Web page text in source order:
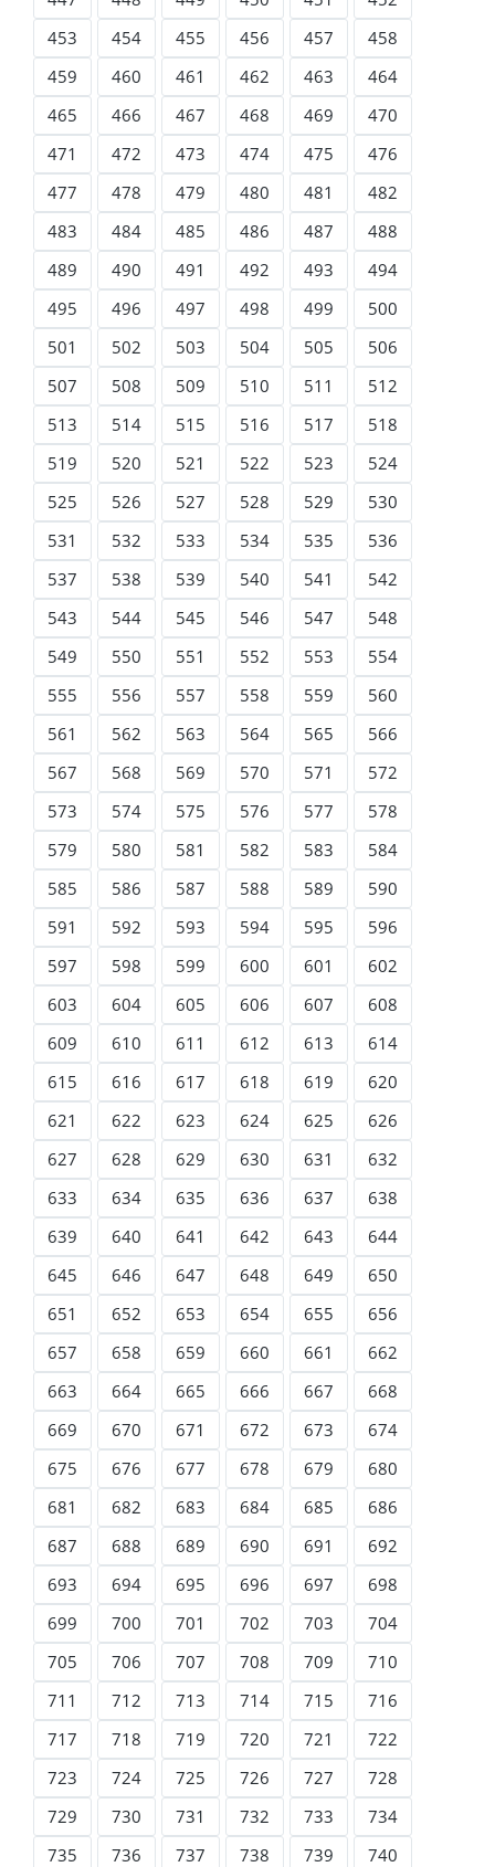
453
454 455 456 457
458
459
460 461 462 463
464
465
466 467 468 469
470
471
472 473 474 475
476
477
478 479 480 481
482
483
484 485 486 487
488
489
490 491 492 493
494
495
496 497 498 499
500
501
502 503 504 505
506
507
508 509 510 511
512
513
514 515 516 517
518
519
520 521 522 523
524
525
526 527 528 529
530
531
532 533 534 535
536
537
538 539 540 541
542
543
544 545 546 547
548
549
550 551 552 553
554
555
556 557 558 559
560
561
562 563 564 565
566
567
568 569 570 571
572
573
574 575 576 577
578
579
580 581 582 583
584
585
586 587 588 589
590
591
592 593 594 595
596
597
598 599 600 601
602
603
604 605 606 607
608
609
610 611 612 613
614
615
616 617 618 619
620
621
622 623 624 625
626
627
628 629 630 631
632
633
634 635 636 637
638
639
640 641 642 643
644
645
646 647 648 649
650
651
652 653 654 655
656
657
658 659 660 661
662
663
664 665 666 667
668
669
670 671 672 673
674
675
676 677 678 679
680
681
682 683 684 685
686
687
688 689 690 691
692
693
694 695 696 697
698
699
700 701 702 703
704
705
706 707 708 709
710
711
712 713 714 715
716
717
718 719 720 721
722
723
724 725 726 727
728
729
730 731 732 733
734
735
736 737 738 739
740